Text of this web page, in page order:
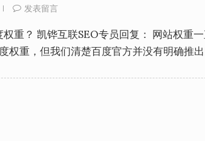
发表留言
重？ 凯铧互联SEO专员回复： 网站权重
权重，但我们清楚百度官方并没有明确推